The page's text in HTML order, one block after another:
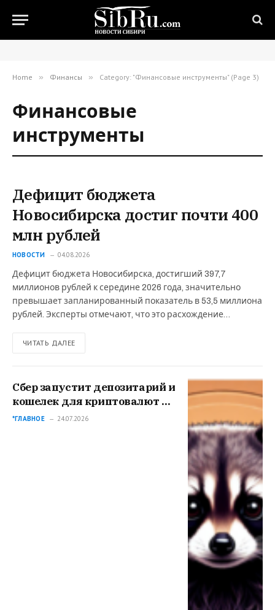
Home » Финансы » Category: "Финансовые инструменты" (Page 3)
Финансовые
инструменты
Дефицит бюджета
Новосибирска достиг почти 400
млн рублей
НОВОСТИ 04.08.2026
Дефицит бюджета Новосибирска, достигший 397,7
миллионов рублей к середине 2026 года, значительно
превышает запланированный показатель в 53,5 миллиона
рублей. Эксперты отмечают, что это расхождение…
ЧИТАТЬ ДАЛЕЕ
Сбер запустит депозитарий и
кошелек для криптовалют к
1 декабря
*ГЛАВНОЕ 24.07.2026